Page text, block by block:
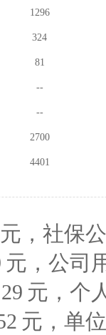
1296
324
81
--
--
2700
4401
元，社保
元，公司
元，个
元，单